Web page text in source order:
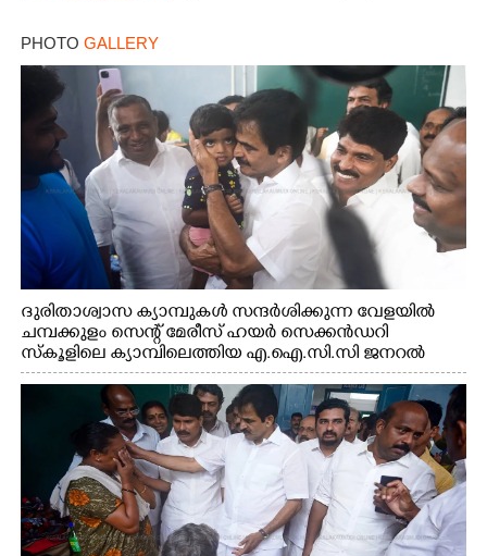
PHOTO GALLERY
ദുരിതാശ്വാസ ക്യാമ്പുകൾ സന്ദർശിക്കുന്ന വേളയിൽ
ചമ്പക്കുളം സെന്റ് മേരീസ് ഹയർ സെക്കൻഡറി
സ്കൂളിലെ ക്യാമ്പിലെത്തിയ എ.ഐ.സി.സി ജനറൽ
സെക്രട്ടറി കെ.സി വേണുഗോപാൽ എം.പി കുരുന്നിനെ
എടുത്ത് ലാളിച്ചപ്പോൾ. സഹകരണ-എക്സൈസ്
വകുപ്പ് മന്ത്രി എം. ലിജു, കൃഷിവകുപ്പ് മന്ത്രി ടി. സിദ്ദിഖ്,
റെജി ചെറിയാൻ എം. എൽ. എ എന്നിവർ സമീപം